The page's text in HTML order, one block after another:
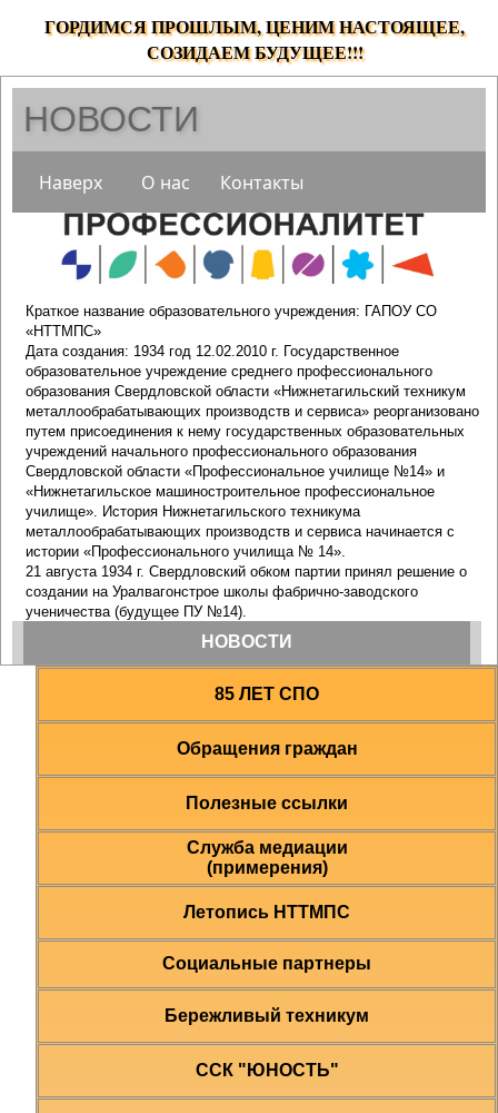
ГОРДИМСЯ ПРОШЛЫМ, ЦЕНИМ НАСТОЯЩЕЕ,
СОЗИДАЕМ БУДУЩЕЕ!!!
85 ЛЕТ СПО
Обращения граждан
Полезные ссылки
Служба медиации
(примерения)
Летопись НТТМПС
Социальные партнеры
Бережливый техникум
ССК "ЮНОСТЬ"